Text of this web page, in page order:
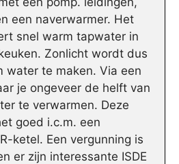
een naverwarmer. Het
snel warm tapwater in
Zonlicht wordt dus
water te maken. Via een
je ongeveer de helft van
te verwarmen. Deze
goed i.c.m. een
ketel. Een vergunning is
er zijn interessante ISDE